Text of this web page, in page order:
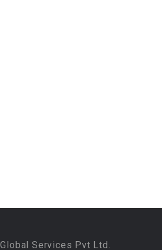
Services Pvt Ltd.